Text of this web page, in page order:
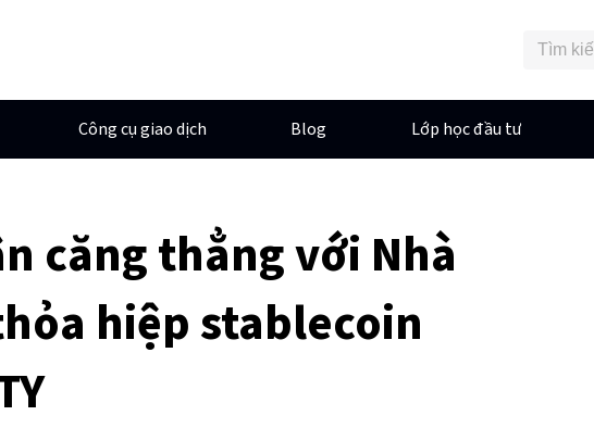
Công cụ giao dịch Blog Lớp học đầu tư
căng thẳng với Nhà
hiệp stablecoin